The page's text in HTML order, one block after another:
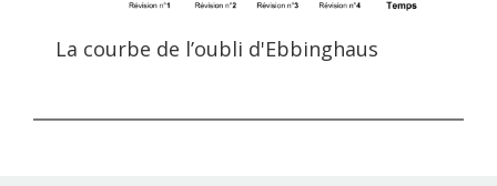
La courbe de l’oubli d'Ebbinghaus